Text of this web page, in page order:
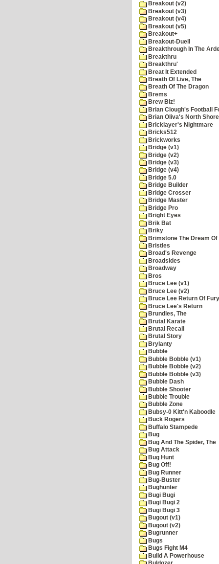
Breakout (v2)
Breakout (v3)
Breakout (v4)
Breakout (v5)
Breakout+
Breakout-Duell
Breakthrough In The
Breakthru
Breakthru'
Breat It Extended
Breath Of Live, The
Breath Of The Dragon
Brems
Brew Biz!
Brian Clough's Football
Brian Oliva's North
Bricklayer's Nightmare
Bricks512
Brickworks
Bridge (v1)
Bridge (v2)
Bridge (v3)
Bridge (v4)
Bridge 5.0
Bridge Builder
Bridge Crosser
Bridge Master
Bridge Pro
Bright Eyes
Brik Bat
Briky
Brimstone The Dream Of
Bristles
Broad's Revenge
Broadsides
Broadway
Bros
Bruce Lee (v1)
Bruce Lee (v2)
Bruce Lee Return Of Fury
Bruce Lee's Return
Brundles, The
Brutal Karate
Brutal Recall
Brutal Story
Brylanty
Bubble
Bubble Bobble (v1)
Bubble Bobble (v2)
Bubble Bobble (v3)
Bubble Dash
Bubble Shooter
Bubble Trouble
Bubble Zone
Bubsy-0 Kitt'n Kaboodle
Buck Rogers
Buffalo Stampede
Bug
Bug And The Spider, The
Bug Attack
Bug Hunt
Bug Off!
Bug Runner
Bug-Buster
Bughunter
Bugi Bugi
Bugi Bugi 2
Bugi Bugi 3
Bugout (v1)
Bugout (v2)
Bugrunner
Bugs
Bugs Fight M4
Build A Powerhouse